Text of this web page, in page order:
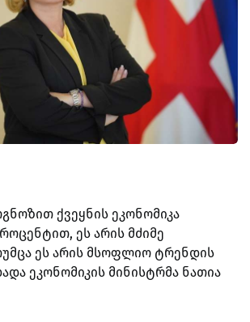
ქვეყნის ეკონომიკა
ეს არის მძიმე
ეს არის მსოფლიო ტრენდის
ეკონომიკის მინისტრმა ნათია